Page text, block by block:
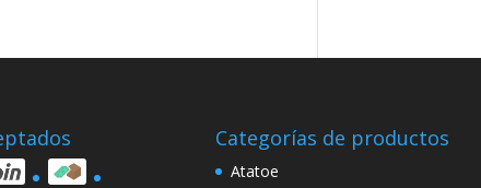
Categorías de productos
Atatoe